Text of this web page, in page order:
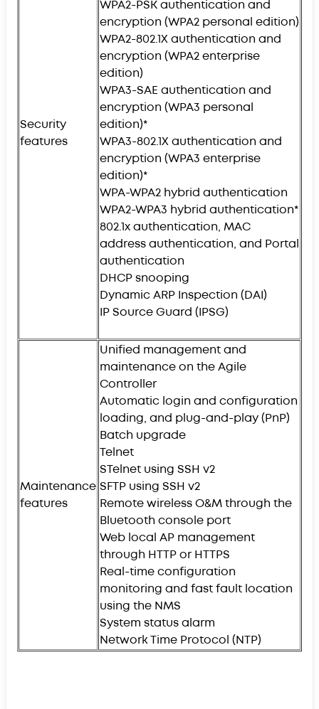
Security
features
WPA2-PSK authentication and
encryption (WPA2 personal edition)
WPA2-802.1X authentication and
encryption (WPA2 enterprise
edition)
WPA3-SAE authentication and
encryption (WPA3 personal
edition)*
WPA3-802.1X authentication and
encryption (WPA3 enterprise
edition)*
WPA-WPA2 hybrid authentication
WPA2-WPA3 hybrid authentication*
802.1x authentication, MAC
address authentication, and Portal
authentication
DHCP snooping
Dynamic ARP Inspection (DAI)
IP Source Guard (IPSG)
Maintenance
features
Unified management and
maintenance on the Agile
Controller
Automatic login and configuration
loading, and plug-and-play (PnP)
Batch upgrade
Telnet
STelnet using SSH v2
SFTP using SSH v2
Remote wireless O&M through the
Bluetooth console port
Web local AP management
through HTTP or HTTPS
Real-time configuration
monitoring and fast fault location
using the NMS
System status alarm
Network Time Protocol (NTP)